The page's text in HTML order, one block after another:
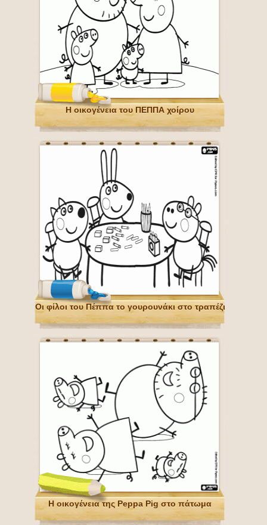
Η οικογένεια του ΠΕΠΠΑ χοίρου
Οι φίλοι του Πέππα το γουρουνάκι στο τραπέζι
Η οικογένεια της Peppa Pig στο πάτωμα